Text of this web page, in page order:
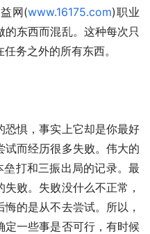
网(www.16175.com)职业
东西而混乱。这种每次只
务之外的所有东西。
惧，事实上它却是你最好
试而经历很多失败。伟大的
打和三振出局的记录。最
败。失败没什么不正常，
的是从不去尝试。所以，
定一些事是否可行，有时候